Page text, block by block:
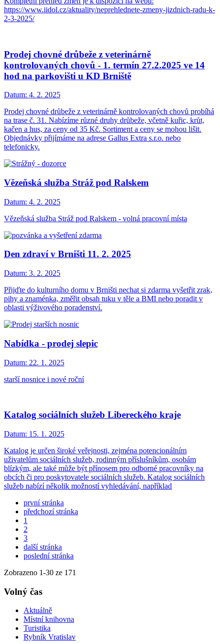
https://www.iidol.cz/aktuality/neprehlednete-zmeny-jizdnich-radu-k-
2-3-2025/
Prodej chovné drůbeže z veterinárně
kontrolovaných chovů - 1. termín 27.2.2025 ve 14
hod na parkovišti u KD Brniště
Datum: 4. 2. 2025
Prodej chovné drůbeže z veterinárně kontrolovaných chovů probíhá
na trase č. 31. Nabízíme různé druhy drůbeže, včetně kuřic, krůt,
kačen a hus, za ceny od 35 Kč. Sortiment a ceny se mohou lišit.
Objednávky přijímáme na adrese Gallus Extra s.r.o. nebo
telefonicky.
Vězeňská služba Stráž pod Ralskem
Datum: 4. 2. 2025
Vězeňská služba Stráž pod Ralskem - volná pracovní místa
Den zdraví v Brništi 11. 2. 2025
Datum: 3. 2. 2025
Přijďte do kulturního domu v Brništi nechat si zdarma vyšetřit zrak,
pihy a znaménka, změřit obsah tuku v těle a BMI nebo poradit v
oblasti výživového poradenství.
Nabídka - prodej slepic
Datum: 22. 1. 2025
starší nosnice i nové roční
Katalog sociálních služeb Libereckého kraje
Datum: 15. 1. 2025
Katalog je určen široké veřejnosti, zejména potencionálním
uživatelům sociálních služeb, rodinným příslušníkům, osobám
blízkým, ale také může být přínosem pro odborné pracovníky na
obcích či pro poskytovatele sociálních služeb. Katalog sociálních
služeb nabízí několik možností vyhledávání, například
první stránka
předchozí stránka
1
2
3
další stránka
poslední stránka
Zobrazeno 1-30 ze 171
Volný čas
Aktuálně
Místní knihovna
Turistika
Rybník Vratislav